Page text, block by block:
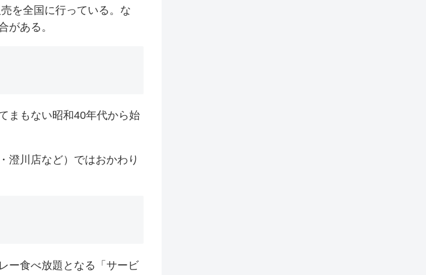
を全国に行っている。な
がある。
まもない昭和40年代から始
澄川店など）ではおかわり
ー食べ放題となる「サービ